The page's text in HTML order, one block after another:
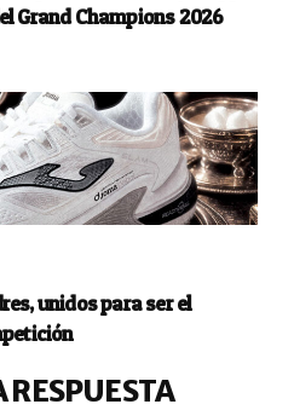
Grand Champions 2026
unidos para ser el
RESPUESTA